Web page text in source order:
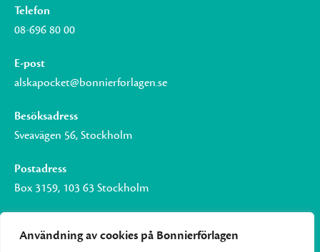
Användning av cookies på Bonnierförlagen
Telefon
08-696 80 00
E-post
alskapocket@bonnierforlagen.se
Besöksadress
Sveavägen 56, Stockholm
Postadress
Box 3159, 103 63 Stockholm